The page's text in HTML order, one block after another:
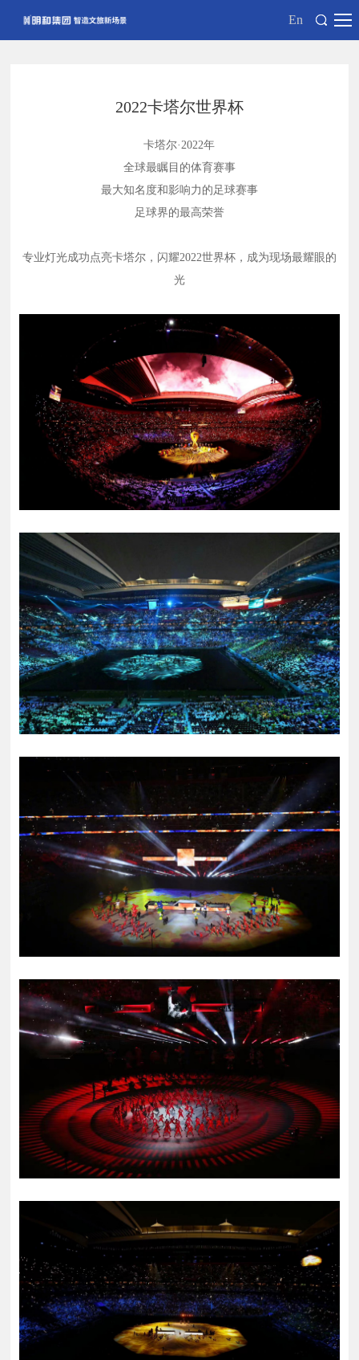
En
2022卡塔尔世界杯
卡塔尔·2022年
全球最瞩目的体育赛事
最大知名度和影响力的足球赛事
足球界的最高荣誉
专业灯光成功点亮卡塔尔，闪耀2022世界杯，成为现场最耀眼的
光